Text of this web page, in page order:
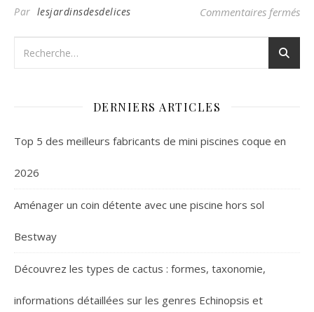
Par lesjardinsdesdelices Commentaires fermés
DERNIERS ARTICLES
Top 5 des meilleurs fabricants de mini piscines coque en
2026
Aménager un coin détente avec une piscine hors sol
Bestway
Découvrez les types de cactus : formes, taxonomie,
informations détaillées sur les genres Echinopsis et